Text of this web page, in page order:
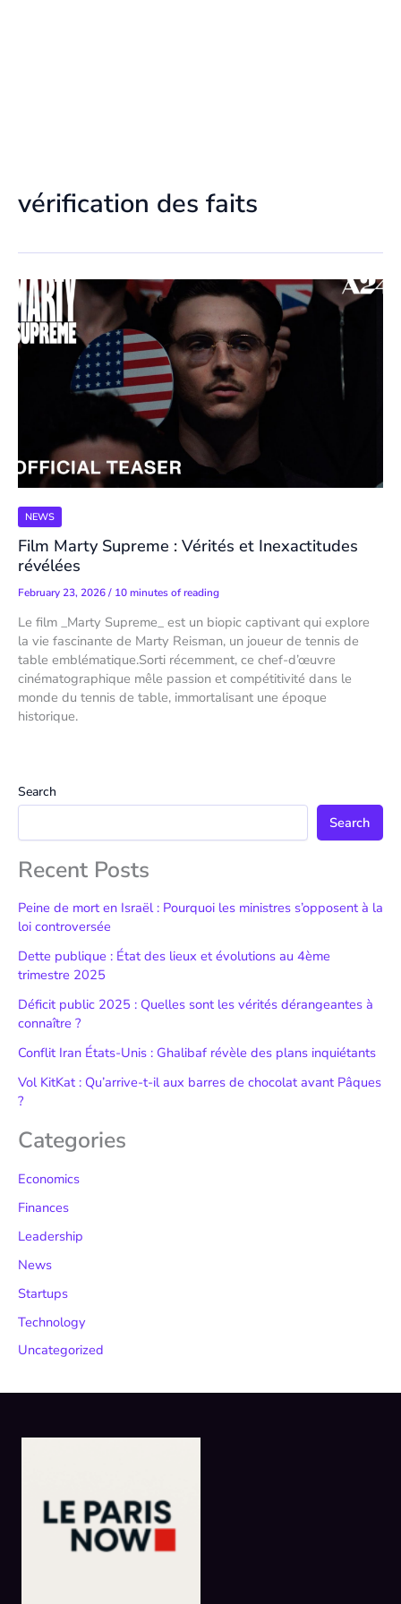
vérification des faits
NEWS
Film Marty Supreme : Vérités et Inexactitudes
révélées
February 23, 2026/ 10 minutes of reading
Le film _Marty Supreme_ est un biopic captivant qui explore
la vie fascinante de Marty Reisman, un joueur de tennis de
table emblématique.Sorti récemment, ce chef-d’œuvre
cinématographique mêle passion et compétitivité dans le
monde du tennis de table, immortalisant une époque
historique.
Search
Search
Recent Posts
Peine de mort en Israël : Pourquoi les ministres s’opposent à la
loi controversée
Dette publique : État des lieux et évolutions au 4ème
trimestre 2025
Déficit public 2025 : Quelles sont les vérités dérangeantes à
connaître ?
Conflit Iran États-Unis : Ghalibaf révèle des plans inquiétants
Vol KitKat : Qu’arrive-t-il aux barres de chocolat avant Pâques
?
Categories
Economics
Finances
Leadership
News
Startups
Technology
Uncategorized